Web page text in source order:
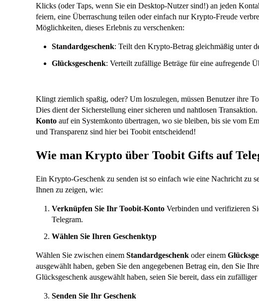
Klicks (oder Taps, wenn Sie ein Desktop-Nutzer sind!) an jeden
feiern, eine Überraschung teilen oder einfach nur Krypto-Freude
Möglichkeiten, dieses Erlebnis zu verschenken:
Standardgeschenk: Teilt den Krypto-Betrag gleichmäßig unter
Glücksgeschenk: Verteilt zufällige Beträge für eine aufregende
Klingt ziemlich spaßig, oder? Um loszulegen, müssen Benutzer ihre
Dies dient der Sicherstellung einer sicheren und nahtlosen
Konto auf ein Systemkonto übertragen, wo sie bleiben, bis sie vom
und Transparenz sind hier bei Toobit entscheidend!
Wie man Krypto über Toobit Gifts auf
Ein Krypto-Geschenk zu senden ist so einfach wie eine Nachricht zu
Ihnen zu zeigen, wie:
Verknüpfen Sie Ihr Toobit-Konto Verbinden und verifizieren
Telegram.
Wählen Sie Ihren Geschenktyp
Wählen Sie zwischen einem Standardgeschenk oder einem
ausgewählt haben, geben Sie den angegebenen Betrag ein, den Sie
Glücksgeschenk ausgewählt haben, seien Sie bereit, dass ein
Senden Sie Ihr Geschenk